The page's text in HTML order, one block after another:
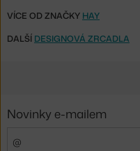
VÍCE OD ZNAČKY HAY
DALŠÍ DESIGNOVÁ ZRCADLA
Novinky e-mailem